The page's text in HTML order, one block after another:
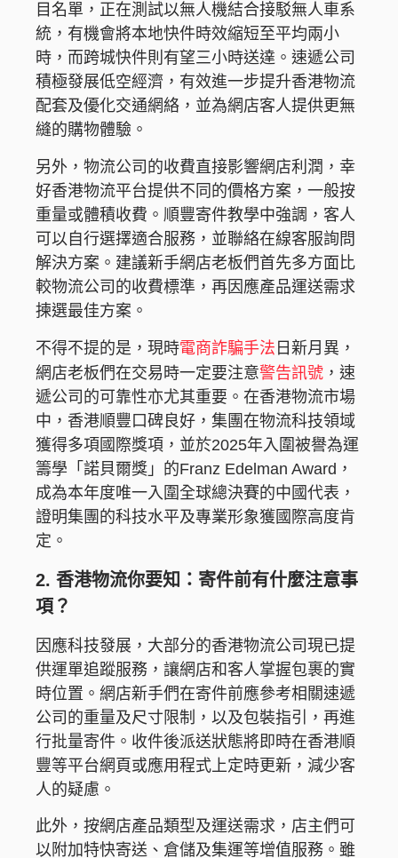
目名單，正在測試以無人機結合接駁無人車系
統，有機會將本地快件時效縮短至平均兩小
時，而跨城快件則有望三小時送達。速遞公司
積極發展低空經濟，有效進一步提升香港物流
配套及優化交通網絡，並為網店客人提供更無
縫的購物體驗。
另外，物流公司的收費直接影響網店利潤，幸
好香港物流平台提供不同的價格方案，一般按
重量或體積收費。順豐寄件教學中強調，客人
可以自行選擇適合服務，並聯絡在線客服詢問
解決方案。建議新手網店老板們首先多方面比
較物流公司的收費標準，再因應產品運送需求
揀選最佳方案。
不得不提的是，現時電商詐騙手法 日新月異，
網店老板們在交易時一定要注意警告訊號 ，速
遞公司的可靠性亦尤其重要。在香港物流市場
中，香港順豐口碑良好，集團在物流科技領域
獲得多項國際獎項，並於2025年入圍被譽為運
籌學「諾貝爾獎」的Franz Edelman Award，
成為本年度唯一入圍全球總決賽的中國代表，
證明集團的科技水平及專業形象獲國際高度肯
定。
2. 香港物流你要知：寄件前有什麼注意事
項？
因應科技發展，大部分的香港物流公司現已提
供運單追蹤服務，讓網店和客人掌握包裹的實
時位置。網店新手們在寄件前應參考相關速遞
公司的重量及尺寸限制，以及包裝指引，再進
行批量寄件。收件後派送狀態將即時在香港順
豐等平台網頁或應用程式上定時更新，減少客
人的疑慮。
此外，按網店產品類型及運送需求，店主們可
以附加特快寄送、倉儲及集運等增值服務。雖